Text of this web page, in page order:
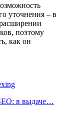
уточнения – в
поэтому
как он
в выдаче…